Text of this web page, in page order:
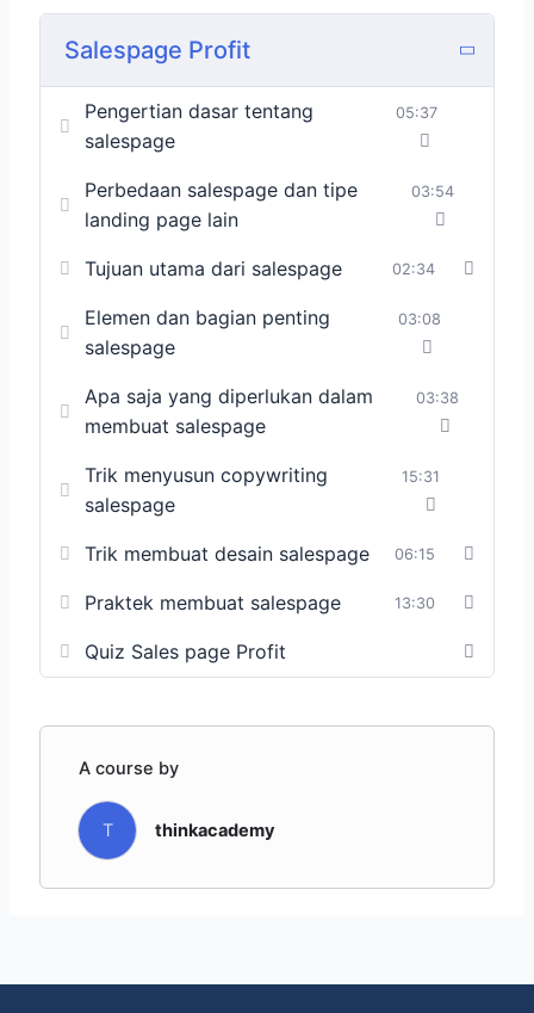
Salespage Profit
Pengertian dasar tentang
salespage
05:37
Perbedaan salespage dan tipe
landing page lain
03:54
Tujuan utama dari salespage 02:34
Elemen dan bagian penting
salespage
03:08
Apa saja yang diperlukan dalam
membuat salespage
03:38
Trik menyusun copywriting
salespage
15:31
Trik membuat desain salespage 06:15
Praktek membuat salespage 13:30
Quiz Sales page Profit
A course by
T thinkacademy